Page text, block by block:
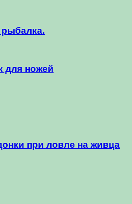
для ножей
при ловле на живца